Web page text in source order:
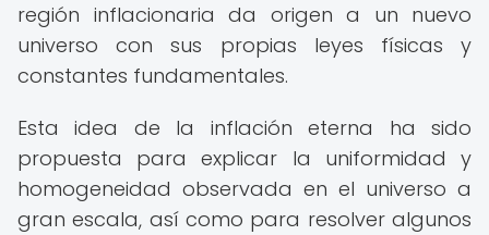
región inflacionaria da origen a un nuevo
universo con sus propias leyes físicas y
constantes fundamentales.
Esta idea de la inflación eterna ha sido
propuesta para explicar la uniformidad y
homogeneidad observada en el universo a
gran escala, así como para resolver algunos